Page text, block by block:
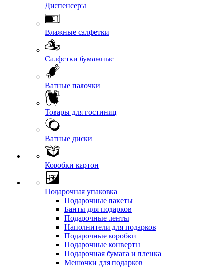
Диспенсеры
Влажные салфетки
Салфетки бумажные
Ватные палочки
Товары для гостиниц
Ватные диски
Коробки картон
Подарочная упаковка
Подарочные пакеты
Банты для подарков
Подарочные ленты
Наполнители для подарков
Подарочные коробки
Подарочные конверты
Подарочная бумага и пленка
Мешочки для подарков